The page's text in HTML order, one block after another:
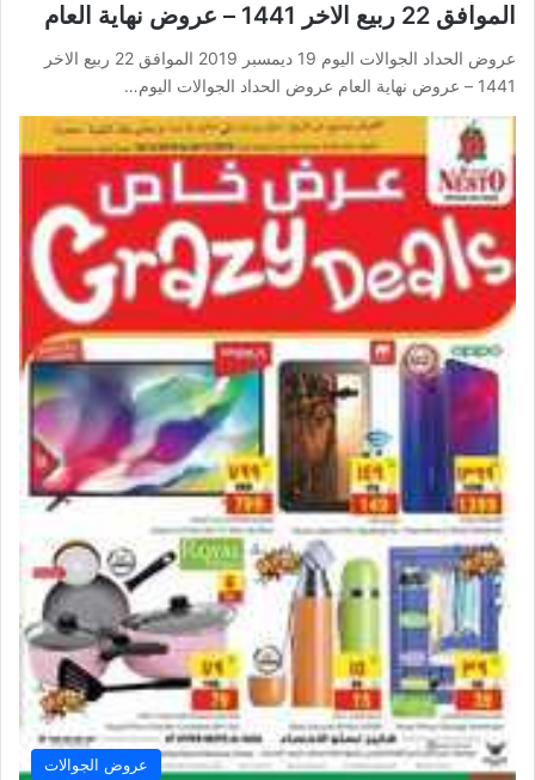
الموافق 22 ربيع الاخر 1441 – عروض نهاية العام
عروض الحداد الجوالات اليوم 19 ديمسبر 2019 الموافق 22 ربيع الاخر
1441 – عروض نهاية العام عروض الحداد الجوالات اليوم…
عروض الجوالات